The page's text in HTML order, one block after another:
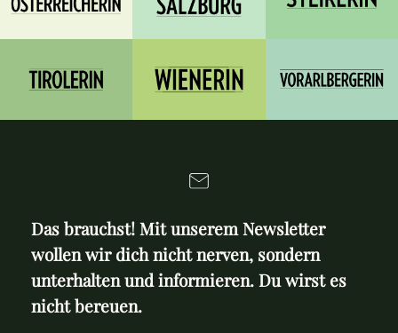
Das brauchst! Mit unserem Newsletter
wollen wir dich nicht nerven, sondern
unterhalten und informieren. Du wirst es
nicht bereuen.